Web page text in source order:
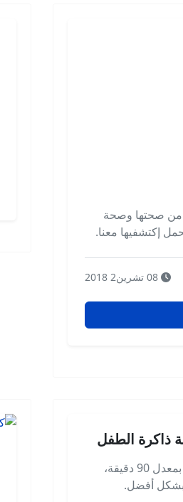
من صحتها وصحة
إكتشفيها معنا.
ذاكرة الطفل
توصلت دراسة أمريكية حديثة إلى أن نوم القيلولة بمعدل 90 دقيقة،
بشكل أفضل.